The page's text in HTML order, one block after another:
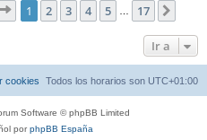
Página de 17
1 2 3 4 5 17
Ir a
Todos los horarios son UTC+01:00
cookies
Software © phpBB Limited
porphpBB España